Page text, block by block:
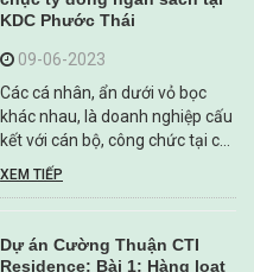
KDC Phước Thái
09-06-2023
Các cá nhân, ẩn dưới vỏ bọc
khác nhau, là doanh nghiệp cấu
kết với cán bộ, công chức tại cơ
quan quản lý nhà nước để trục
lợi ngân sách Nhà nước thông
đất gần 9ha được chủ đầu tư tự
gọi tên ...
XEM TIẾP
Dự án Cường Thuận CTI
Residence: Bài 1: Hàng loạt